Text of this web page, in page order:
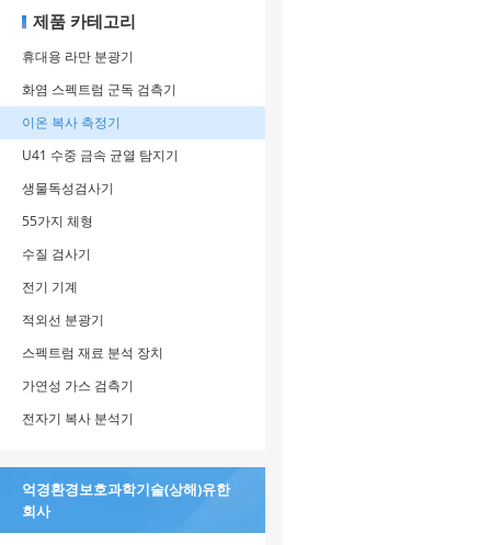
제품 카테고리
휴대용 라만 분광기
화염 스펙트럼 군독 검측기
이온 복사 측정기
U41 수중 금속 균열 탐지기
생물독성검사기
55가지 체형
수질 검사기
전기 기계
적외선 분광기
스펙트럼 재료 분석 장치
가연성 가스 검측기
전자기 복사 분석기
억경환경보호과학기술(상해)유한
회사